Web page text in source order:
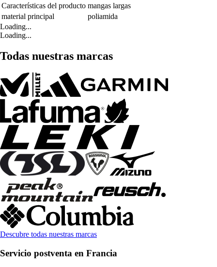
Características del producto mangas largas
material principal
poliamida
Loading...
Loading...
Todas nuestras marcas
Descubre todas nuestras marcas
Servicio postventa en Francia